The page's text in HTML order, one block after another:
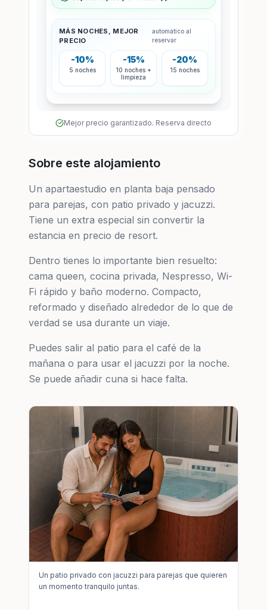
Mejor precio garantizado. Reserva directo
Sobre este alojamiento
Un apartaestudio en planta baja pensado
para parejas, con patio privado y jacuzzi.
Tiene un extra especial sin convertir la
estancia en precio de resort.
Dentro tienes lo importante bien resuelto:
cama queen, cocina privada, Nespresso, Wi-
Fi rápido y baño moderno. Compacto,
reformado y diseñado alrededor de lo que de
verdad se usa durante un viaje.
Puedes salir al patio para el café de la
mañana o para usar el jacuzzi por la noche.
Se puede añadir cuna si hace falta.
Un patio privado con jacuzzi para parejas que quieren
un momento tranquilo juntas.